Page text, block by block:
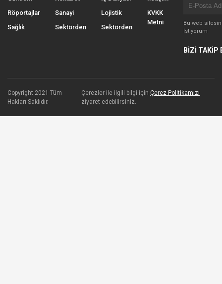
Röportajlar
Sağlık
Sanayi
Sektörden
Lojistik
Sektörden
KVKK
Metni
Bu web
İstiyorum
BİZİ TAKİP
Copyright 2021 Tüm
Hakları Saklıdır.
Çerezler ile ilgili bilgi içinÇerez Politikamızı
ziyaret edebilirsiniz.